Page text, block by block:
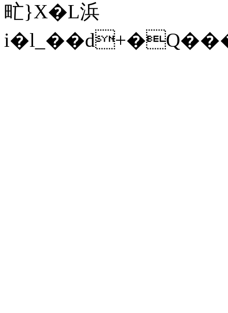
甿}X�L浜
i�l_��d+�Q�